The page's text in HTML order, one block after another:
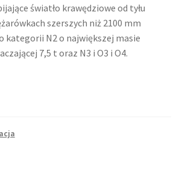
światło krawędziowe od tyłu
szerszych niż 2100 mm
kategorii N2 o największej masie
7,5 t oraz N3 i O3 i O4.